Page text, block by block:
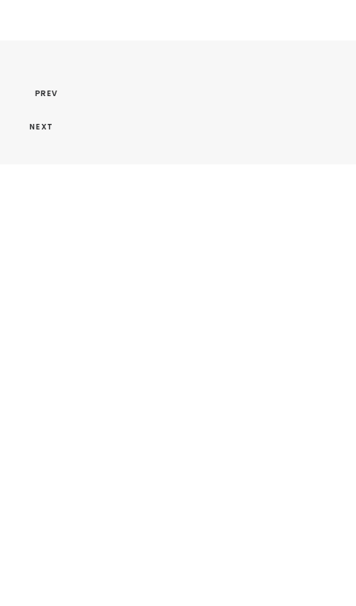
PREV
NEXT